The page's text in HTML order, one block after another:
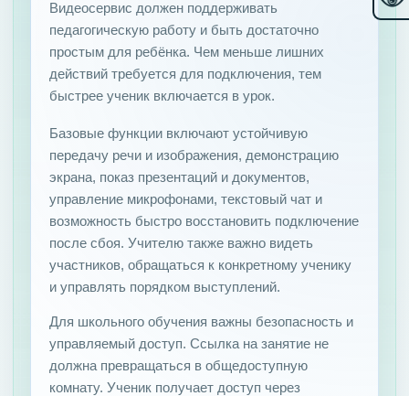
Видеосервис должен поддерживать
педагогическую работу и быть достаточно
простым для ребёнка. Чем меньше лишних
действий требуется для подключения, тем
быстрее ученик включается в урок.
Базовые функции включают устойчивую
передачу речи и изображения, демонстрацию
экрана, показ презентаций и документов,
управление микрофонами, текстовый чат и
возможность быстро восстановить подключение
после сбоя. Учителю также важно видеть
участников, обращаться к конкретному ученику
и управлять порядком выступлений.
Для школьного обучения важны безопасность и
управляемый доступ. Ссылка на занятие не
должна превращаться в общедоступную
комнату. Ученик получает доступ через